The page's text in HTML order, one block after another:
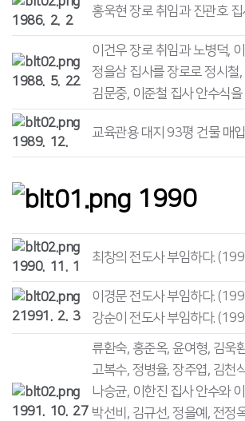
1986. 2. 2
홍욱현 장로 취임과 진관호
1988. 5. 22
이건우 장로 취임과 노병덕,
정을삼 집사를 장로로 정시철
김문중, 이준철 집사 안수식을
1989. 12.
교육관용 대지 93평 건물 매
1990
1990. 11. 1
최창의 전도사 부임하다.
21991. 2. 3
이경문 전도사 부임하다.
강순이 전도사 부임하다.
1991. 10. 27
류환숙, 홍준옥, 윤여형, 김욱
고복수, 정병율, 장주엽, 김천
나승균, 이한진 집사 안수와
박선비, 김규선, 정을예, 전정